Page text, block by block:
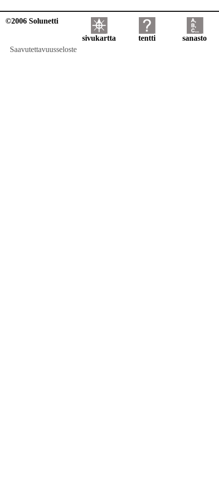
©2006 Solunetti
sivukartta tentti
sanasto
Saavutettavuusseloste